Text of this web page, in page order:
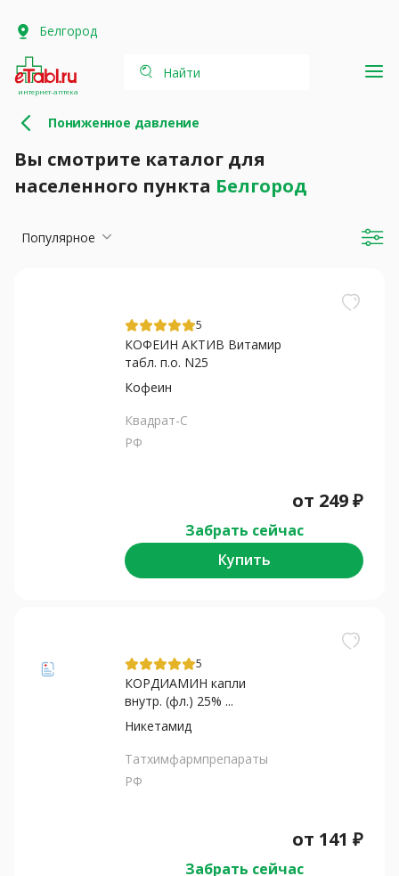
Белгород
интернет-аптека
Найти
Пониженное давление
Вы смотрите каталог для
населенного пункта Белгород
Популярное
5
КОФЕИН АКТИВ Витамир
табл. п.о. N25
Кофеин
Квадрат-С
РФ
от 249₽
Забрать сейчас
Купить
5
КОРДИАМИН капли
внутр. (фл.) 25% ...
Никетамид
Татхимфармпрепараты
РФ
от 141 ₽
Забрать сейчас